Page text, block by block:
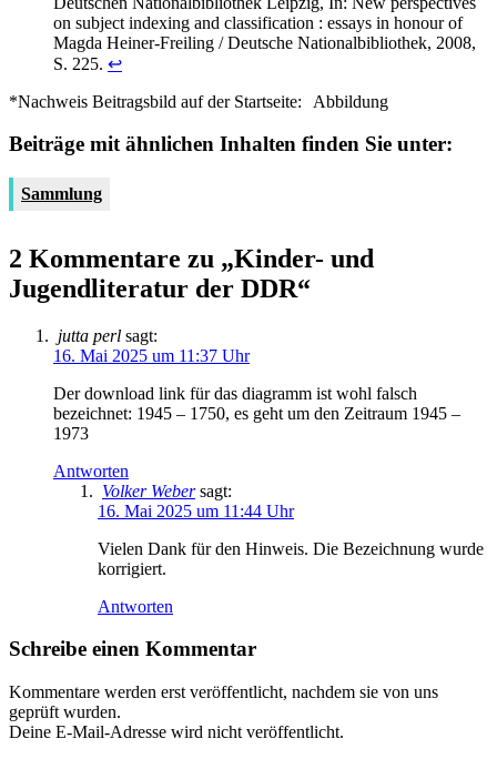
on subject indexing and classification : essays in honour of
Magda Heiner-Freiling / Deutsche Nationalbibliothek, 2008,
S. 225. ↩︎
*Nachweis Beitragsbild auf der Startseite:
Abbildung
Beiträge mit ähnlichen Inhalten finden Sie unter:
Sammlung
2 Kommentare zu „Kinder- und
Jugendliteratur der DDR“
jutta perl sagt:
16. Mai 2025 um 11:37 Uhr
Der download link für das diagramm ist wohl falsch
bezeichnet: 1945 – 1750, es geht um den Zeitraum 1945 –
1973
Antworten
Volker Weber sagt:
16. Mai 2025 um 11:44 Uhr
Vielen Dank für den Hinweis. Die Bezeichnung wurde
korrigiert.
Antworten
Schreibe einen Kommentar
Kommentare werden erst veröffentlicht, nachdem sie von uns
geprüft wurden.
Deine E-Mail-Adresse wird nicht veröffentlicht.